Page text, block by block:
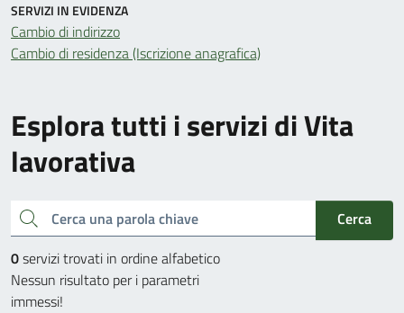
Esplora tutti i servizi di Vita
lavorativa
Cerca una parola chiave
Cerca
0servizi trovati in ordine alfabetico
Nessun risultato per i parametri
immessi!
SERVIZI IN EVIDENZA
Cambio di indirizzo
Cambio di residenza (Iscrizione anagrafica)